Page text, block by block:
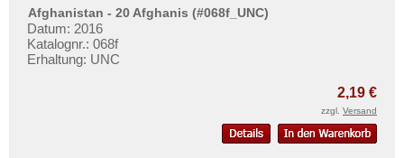
Vereinigte Arabische Emirate
Vietnam
Vietnam Süd
Afghanistan - 20 Afghanis (#068f_UNC)
Datum: 2016
Katalognr.: 068f
Erhaltung: UNC
2,19 €
zzgl. Versand